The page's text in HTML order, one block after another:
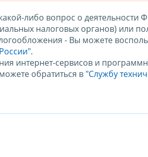
либо вопрос о деятельности
налоговых органов) или
- Вы можете
.
интернет-сервисов и
обратиться в "Службу